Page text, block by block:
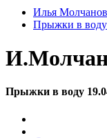
Илья Молчанов
Прыжки в воду
Прыжки в воду